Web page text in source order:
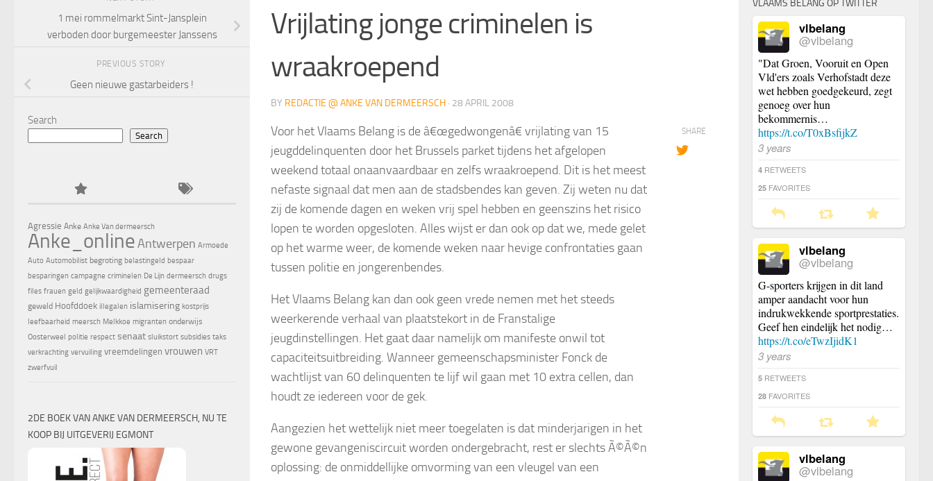
Vrijlating jonge criminelen is
wraakroepend
BY REDACTIE @ ANKE VAN DERMEERSCH · 28 APRIL 2008
Voor het Vlaams Belang is de â€œgedwongenâ€ vrijlating van 15
jeugddelinquenten door het Brussels parket tijdens het afgelopen
weekend totaal onaanvaardbaar en zelfs wraakroepend. Dit is het meest
nefaste signaal dat men aan de stadsbendes kan geven. Zij weten nu dat
zij de komende dagen en weken vrij spel hebben en geenszins het risico
lopen te worden opgesloten. Alles wijst er dan ook op dat we, mede gelet
op het warme weer, de komende weken naar hevige confrontaties gaan
tussen politie en jongerenbendes.
Het Vlaams Belang kan dan ook geen vrede nemen met het steeds
weerkerende verhaal van plaatstekort in de Franstalige
jeugdinstellingen. Het gaat daar namelijk om manifeste onwil tot
capaciteitsuitbreiding. Wanneer gemeenschapsminister Fonck de
wachtlijst van 60 delinquenten te lijf wil gaan met 10 extra cellen, dan
houdt ze iedereen voor de gek.
Aangezien het wettelijk niet meer toegelaten is dat minderjarigen in het
gewone gevangeniscircuit worden ondergebracht, rest er slechts Ã©Ã©n
oplossing: de onmiddellijke omvorming van een vleugel van een
SHARE
1 mei rommelmarkt Sint-Jansplein
verboden door burgemeester Janssens
PREVIOUS STORY
Geen nieuwe gastarbeiders !
Search
Search
Agressie Anke Anke Van dermeersch
Anke_onlineAntwerpen Armoede
Auto Automobilist begroting belastingeld bespaar
besparingen campagne criminelen De Lijn dermeersch drugs
files frauen geld gelijkwaardigheid gemeenteraad
geweld Hoofddoek illegalen islamisering kostprijs
leefbaarheid meersch Melkkoe migranten onderwijs
Oosterweel politie respect senaat sluikstort subsidies taks
verkrachting vervuiling vreemdelingen vrouwen VRT
zwerfvuil
2DE BOEK VAN ANKE VAN DERMEERSCH, NU TE
KOOP BIJ UITGEVERIJ EGMONT
VLAAMS BELANG OP TWITTER
vlbelang
@vlbelang
"Dat Groen, Vooruit en Open
Vld'ers zoals Verhofstadt deze
wet hebben goedgekeurd, zegt
genoeg over hun
bekommernis…
https://t.co/T0xBsfijkZ
3 years
4 RETWEETS
25 FAVORITES
vlbelang
@vlbelang
G-sporters krijgen in dit land
amper aandacht voor hun
indrukwekkende sportprestaties.
Geef hen eindelijk het nodig…
https://t.co/eTwzIjidK1
3 years
5 RETWEETS
28 FAVORITES
vlbelang
@vlbelang